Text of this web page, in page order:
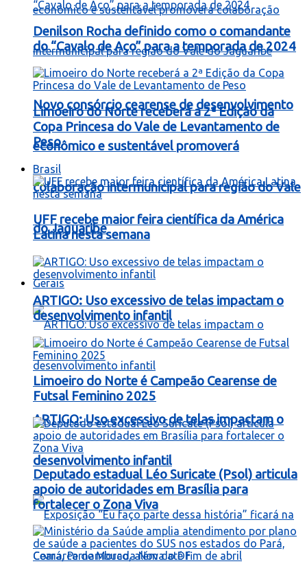
Novo consórcio cearense de desenvolvimento
econômico e sustentável promoverá
colaboração intermunicipal para região do Vale
do Jaguaribe
Gerais
ARTIGO: Uso excessivo de telas impactam o
desenvolvimento infantil
Denilson Rocha definido como o comandante
do “Cavalo de Aço” para a temporada de 2024
Limoeiro do Norte receberá a 2ª Edição da
Copa Princesa do Vale de Levantamento de
Peso
Brasil
UFF recebe maior feira científica da América
Latina nesta semana
ARTIGO: Uso excessivo de telas impactam o
desenvolvimento infantil
Limoeiro do Norte é Campeão Cearense de
Futsal Feminino 2025
Deputado estadual Léo Suricate (Psol) articula
apoio de autoridades em Brasília para
fortalecer o Zona Viva